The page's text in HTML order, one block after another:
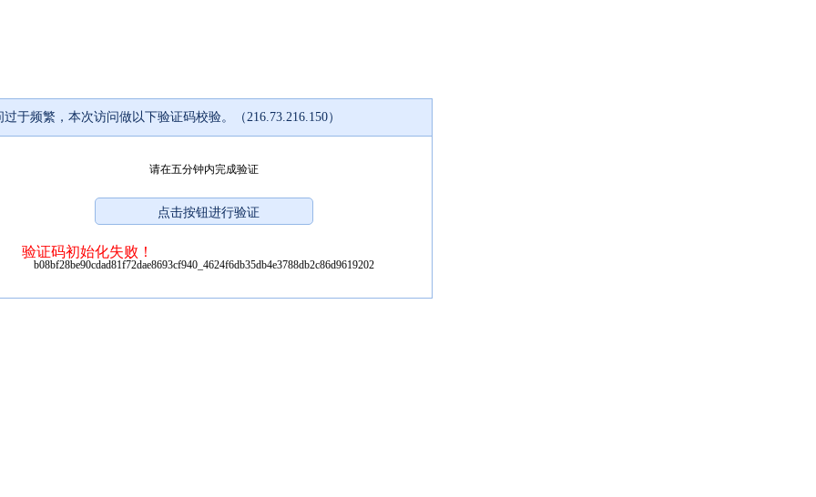
过于频繁，本次访问做以下验证码校验。（216.73.216.150）
请在五分钟内完成验证
验证码初始化失败！
b08bf28be90cdad81f72dae8693cf940_4624f6db35db4e3788db2c86d9619202